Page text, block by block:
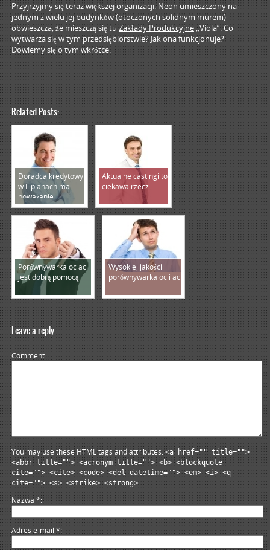
Przyjrzyjmy się teraz większej organizacji. Neon umieszczony na
jednym z wielu jej budynków (otoczonych solidnym murem)
obwieszcza, że mieszczą się tuZakłady Produkcyjne„Viola”. Co
wytwarza się w tym przedsiębiorstwie? Jak ona funkcjonuje?
Dowiemy się o tym wkrótce.
Related Posts:
Doradca kredytowy
w Lipianach ma
poważanie
Aktualne castingi to
ciekawa rzecz
Porównywarka oc ac
jest dobrą pomocą
Wysokiej jakości
porównywarka oc i ac
Leave a reply
Comment
You may use these HTML tags and attributes:<a href="" title="">
<abbr title=""> <acronym title=""> <b> <blockquote
cite=""> <cite> <code> <del datetime=""> <em> <i> <q
cite=""> <s> <strike> <strong>
Nazwa*
Adres e-mail*